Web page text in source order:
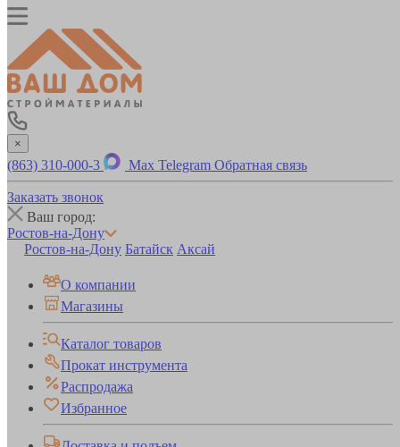
×
(863) 310-000-3 Max Telegram Обратная связь
Заказать звонок
Ваш город:
Ростов-на-Дону
Ростов-на-Дону Батайск Аксай
О компании
Магазины
Каталог товаров
Прокат инструмента
Распродажа
Избранное